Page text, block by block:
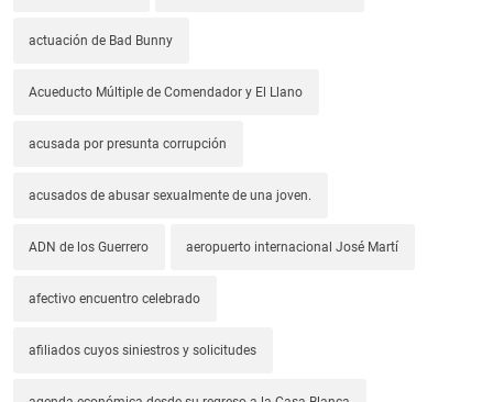
actuación de Bad Bunny
Acueducto Múltiple de Comendador y El Llano
acusada por presunta corrupción
acusados de abusar sexualmente de una joven.
ADN de los Guerrero aeropuerto internacional José Martí
afectivo encuentro celebrado
afiliados cuyos siniestros y solicitudes